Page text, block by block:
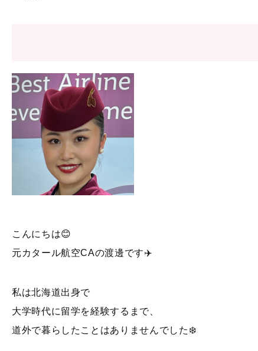
こんにちは😊
元カタール航空CAの渡邊です✈️
私は北海道出身で
大学時代に留学を経験するまで、
道外で暮らしたことはありませんでした❄️